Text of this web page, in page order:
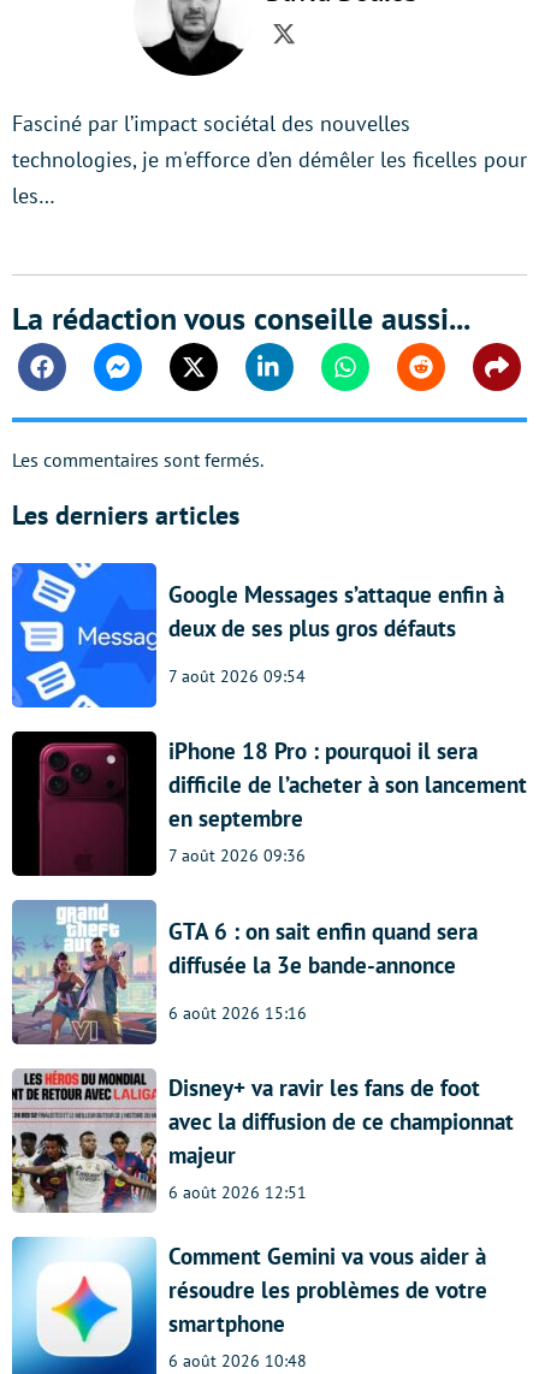
Twitter
Fasciné par l’impact sociétal des nouvelles
technologies, je m'efforce d’en démêler les ficelles pour
les…
La rédaction vous conseille aussi...
FacebookMessengerTwitter Linkedin WhatsappReddit
Les commentaires sont fermés.
Les derniers articles
Google Messages s’attaque enfin à
deux de ses plus gros défauts
7 août 2026 09:54
iPhone 18 Pro : pourquoi il sera
difficile de l’acheter à son lancement
en septembre
7 août 2026 09:36
GTA 6 : on sait enfin quand sera
diffusée la 3e bande-annonce
6 août 2026 15:16
Disney+ va ravir les fans de foot
avec la diffusion de ce championnat
majeur
6 août 2026 12:51
Comment Gemini va vous aider à
résoudre les problèmes de votre
smartphone
6 août 2026 10:48